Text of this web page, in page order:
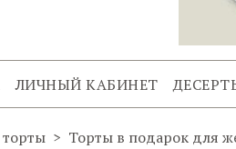
ЛИЧНЫЙ КАБИНЕТ
Торты в подарок для